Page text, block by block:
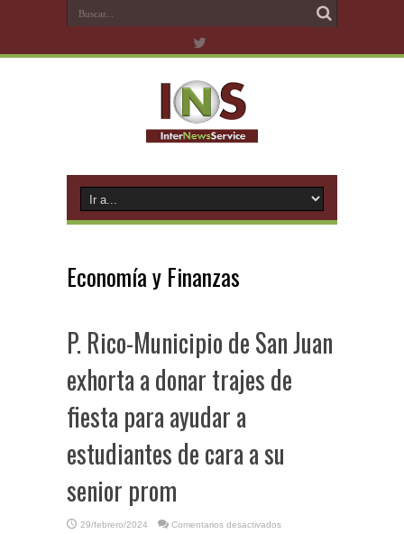
Economía y Finanzas
P. Rico-Municipio de San Juan
exhorta a donar trajes de
fiesta para ayudar a
estudiantes de cara a su
senior prom
29/febrero/2024 Comentarios desactivados